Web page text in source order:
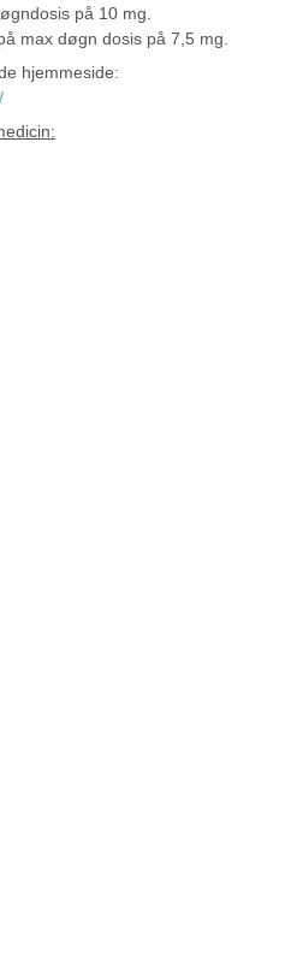
på 10 mg.
max døgn dosis på 7,5 mg.
hjemmeside: